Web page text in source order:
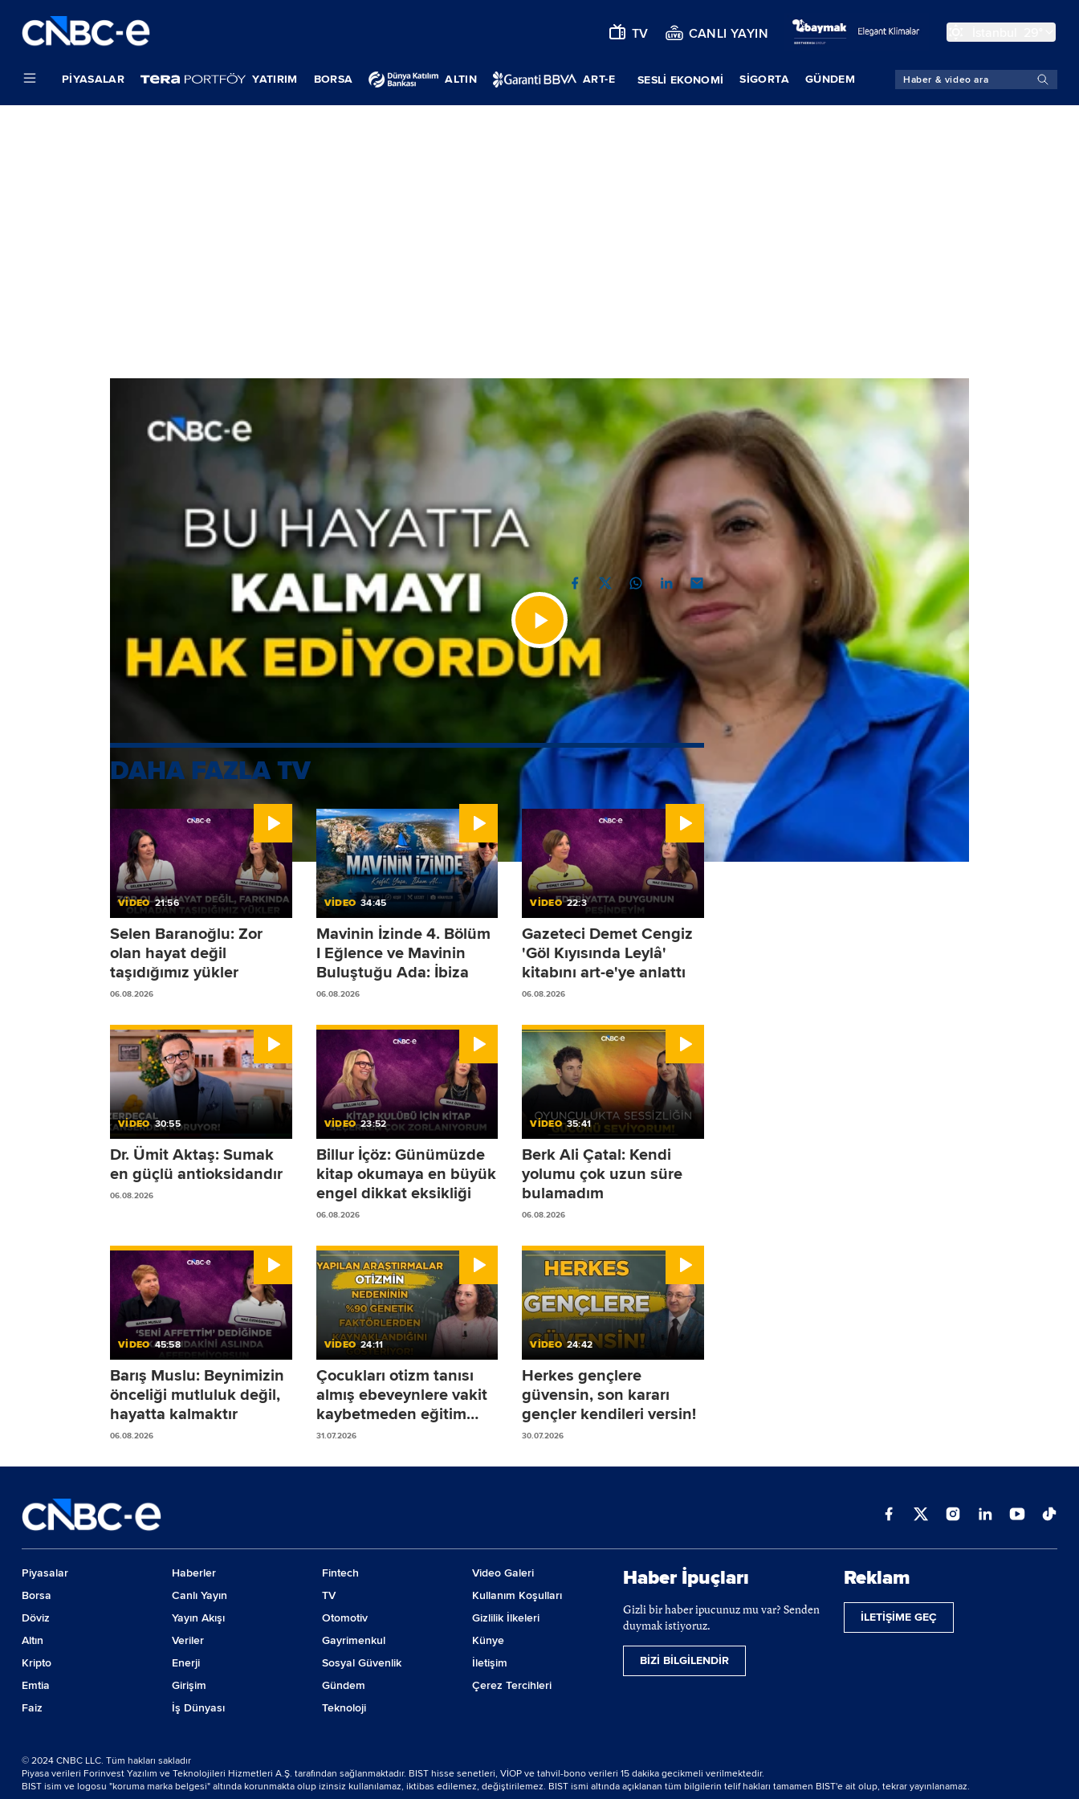
TV CANLI YAYIN
PIYASALAR YATIRIM BORSA ALTIN ART-E SESLİ EKONOMİ SIGORTA GÜNDEM
Videoyu
Oynat
Meme kanseri olduğumu
duyunca öleceğimi
düşündüm! | Hülya Savural
YAYIN TARİHİ, 09 HAZIRAN 2026 16:24
PAYLAŞ
Prof. Dr. Mustafa Özdoğan’ın sunduğu Yaşamın Gücü programında, bilimin ışığı bu kez gerçek
bir yaşam hikâyesiyle buluşuyor. Her hafta gerçek bir hastanın yaşam öyküsü üzerinden
ilerleyen program, izleyicilere hem bilgilendirici hem de duygusal ve farkındalık yaratan bir
anlatım sunuyor. Prof. Dr. Mustafa Özdoğan ile Yaşamın Gücü her Cumartesi 10.00’da CNBC-
DAHA FAZLA TV
VİDEO 21:56
Selen Baranoğlu: Zor
olan hayat değil
taşıdığımız yükler
06.08.2026
VİDEO 34:45
Mavinin İzinde 4. Bölüm
I Eğlence ve Mavinin
Buluştuğu Ada: İbiza
06.08.2026
VİDEO 22:3
Gazeteci Demet Cengiz
'Göl Kıyısında Leylâ'
kitabını art-e'ye anlattı
06.08.2026
VİDEO 30:55
Dr. Ümit Aktaş: Sumak
en güçlü antioksidandır
06.08.2026
VİDEO 23:52
Billur İçöz: Günümüzde
kitap okumaya en büyük
engel dikkat eksikliği
06.08.2026
VİDEO 35:41
Berk Ali Çatal: Kendi
yolumu çok uzun süre
bulamadım
06.08.2026
VİDEO 45:58
Barış Muslu: Beynimizin
önceliği mutluluk değil,
hayatta kalmaktır
06.08.2026
VİDEO 24:11
Çocukları otizm tanısı
almış ebeveynlere vakit
kaybetmeden eğitim
sürecine başlamalarını
31.07.2026
VİDEO 24:42
Herkes gençlere
güvensin, son kararı
gençler kendileri versin!
30.07.2026
Piyasalar
Borsa
Döviz
Altın
Kripto
Emtia
Faiz
Haberler
Canlı Yayın
Yayın Akışı
Veriler
Enerji
Girişim
İş Dünyası
Fintech
TV
Otomotiv
Gayrimenkul
Sosyal Güvenlik
Gündem
Teknoloji
Video Galeri
Kullanım Koşulları
Gizlilik İlkeleri
Künye
İletişim
Çerez Tercihleri
Haber İpuçları
Gizli bir haber ipucunuz mu var? Senden
duymak istiyoruz.
BİZİ BİLGİLENDİR
Reklam
İLETİŞİME GEÇ
© 2024 CNBC LLC. Tüm hakları sakladır
Piyasa verileri Forinvest Yazılım ve Teknolojileri Hizmetleri A.Ş. tarafından sağlanmaktadır. BIST hisse senetleri, VİOP ve tahvil-bono verileri 15 dakika gecikmeli verilmektedir.
BIST isim ve logosu "koruma marka belgesi" altında korunmakta olup izinsiz kullanılamaz, iktibas edilemez, değiştirilemez. BIST ismi altında açıklanan tüm bilgilerin telif hakları tamamen BIST'e ait olup, tekrar yayınlanamaz.